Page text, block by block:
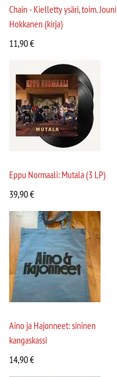
Chain - Kielletty ysäri, toim. Jouni
Hokkanen (kirja)
11,90€
Eppu Normaali: Mutala (3 LP)
39,90€
Aino ja Hajonneet: sininen
kangaskassi
14,90€